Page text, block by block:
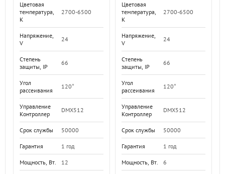
Цветовая
температура,
K
2700-6500
Напряжение,
V
24
Степень
защиты, IP
66
Угол
рассеивания
120°
Управление
Контроллер
DMX512
Срок службы 50000
Гарантия 1 год
Мощность, Вт. 12
Цветовая
температура,
K
2700-6500
Напряжение,
V
24
Степень
защиты, IP
66
Угол
рассеивания
120°
Управление
Контроллер
DMX512
Срок службы 50000
Гарантия 1 год
Мощность, Вт. 6